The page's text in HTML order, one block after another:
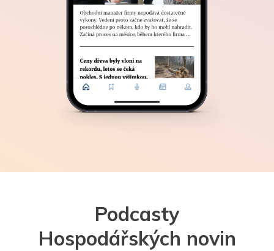
Podcasty
Hospodářských novin